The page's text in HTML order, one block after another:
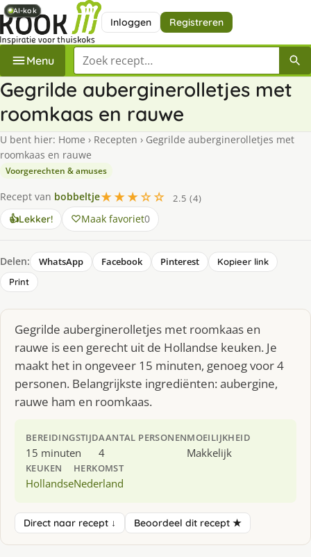
Inloggen Registreren
Menu Zoek een recept
Gegrilde auberginerolletjes met
roomkaas en rauwe
U bent hier: Home › Recepten › Gegrilde auberginerolletjes met
roomkaas en rauwe
Voorgerechten & amuses
Recept van bobbeltje★★★☆☆
2.5 (4)
👍Lekker! Maak favoriet0
Delen: WhatsApp Facebook Pinterest
Kopieer link
Print
Gegrilde auberginerolletjes met roomkaas en
rauwe is een gerecht uit de Hollandse keuken. Je
maakt het in ongeveer 15 minuten, genoeg voor 4
personen. Belangrijkste ingrediënten: aubergine,
rauwe ham en roomkaas.
BEREIDINGSTIJD
15 minuten
AANTAL PERSONEN
4
MOEILIJKHEID
Makkelijk
KEUKEN
Hollandse
HERKOMST
Nederland
Direct naar recept ↓ Beoordeel dit recept ★
AI-kok
AI-kok
AI-kok